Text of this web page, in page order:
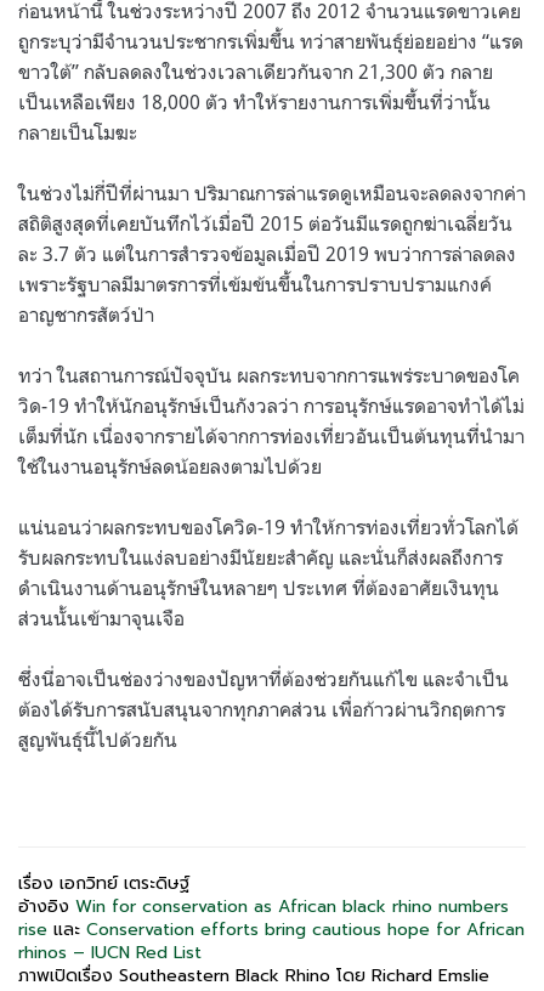
ก่อนหน้านี้ ในช่วงระหว่างปี 2007 ถึง 2012 จำนวนแรดขาวเคย
ถูกระบุว่ามีจำนวนประชากรเพิ่มขึ้น ทว่าสายพันธุ์ย่อยอย่าง “แรด
ขาวใต้” กลับลดลงในช่วงเวลาเดียวกันจาก 21,300 ตัว กลาย
เป็นเหลือเพียง 18,000 ตัว ทำให้รายงานการเพิ่มขึ้นที่ว่านั้น
กลายเป็นโมฆะ
ในช่วงไม่กี่ปีที่ผ่านมา ปริมาณการล่าแรดดูเหมือนจะลดลงจากค่า
สถิติสูงสุดที่เคยบันทึกไว้เมื่อปี 2015 ต่อวันมีแรดถูกฆ่าเฉลี่ยวัน
ละ 3.7 ตัว แต่ในการสำรวจข้อมูลเมื่อปี 2019 พบว่าการล่าลดลง
เพราะรัฐบาลมีมาตรการที่เข้มข้นขึ้นในการปราบปรามแกงค์
อาญชากรสัตว์ป่า
ทว่า ในสถานการณ์ปัจจุบัน ผลกระทบจากการแพร่ระบาดของโค
วิด-19 ทำให้นักอนุรักษ์เป็นกังวลว่า การอนุรักษ์แรดอาจทำได้ไม่
เต็มที่นัก เนื่องจากรายได้จากการท่องเที่ยวอันเป็นต้นทุนที่นำมา
ใช้ในงานอนุรักษ์ลดน้อยลงตามไปด้วย
แน่นอนว่าผลกระทบของโควิด-19 ทำให้การท่องเที่ยวทั่วโลกได้
รับผลกระทบในแง่ลบอย่างมีนัยยะสำคัญ และนั่นก็ส่งผลถึงการ
ดำเนินงานด้านอนุรักษ์ในหลายๆ ประเทศ ที่ต้องอาศัยเงินทุน
ส่วนนั้นเข้ามาจุนเจือ
ซึ่งนี่อาจเป็นช่องว่างของปัญหาที่ต้องช่วยกันแก้ไข และจำเป็น
ต้องได้รับการสนับสนุนจากทุกภาคส่วน เพื่อก้าวผ่านวิกฤตการ
สูญพันธุ์นี้ไปด้วยกัน
เรื่อง เอกวิทย์ เตระดิษฐ์
อ้างอิง Win for conservation as African black rhino numbers
rise และ Conservation efforts bring cautious hope for African
rhinos – IUCN Red List
ภาพเปิดเรื่อง Southeastern Black Rhino โดย Richard Emslie